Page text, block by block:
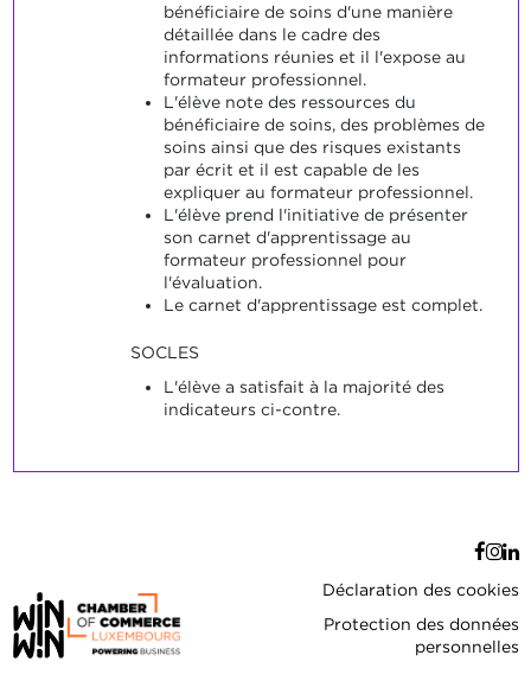
bénéficiaire de soins d'une manière
détaillée dans le cadre des
informations réunies et il l'expose au
formateur professionnel.
L'élève note des ressources du
bénéficiaire de soins, des problèmes de
soins ainsi que des risques existants
par écrit et il est capable de les
expliquer au formateur professionnel.
L'élève prend l'initiative de présenter
son carnet d'apprentissage au
formateur professionnel pour
l'évaluation.
Le carnet d'apprentissage est complet.
SOCLES
L'élève a satisfait à la majorité des
indicateurs ci-contre.
Déclaration des cookies
Protection des données
personnelles